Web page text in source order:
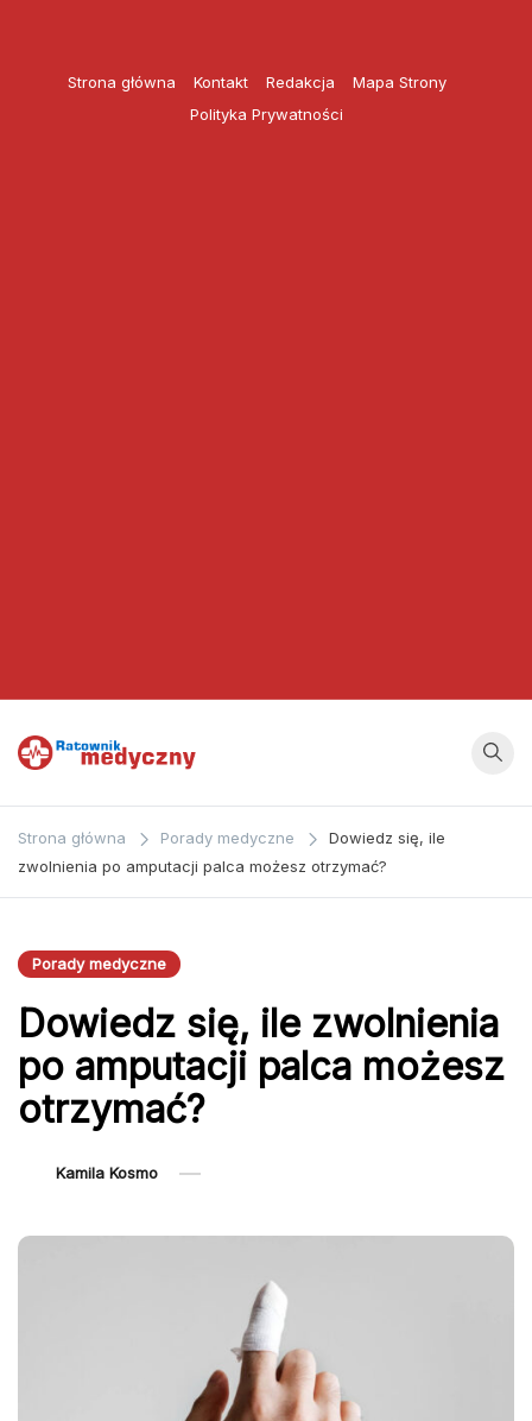
Strona główna Kontakt Redakcja
Mapa Strony
Polityka Prywatności
Ratownik
Medyczny
zagadnieniom z
bezpośrednio
medycznego.
Strona główna Porady medyczne
Dowiedz się, ile
zwolnienia po amputacji palca możesz otrzymać?
Porady medyczne
Dowiedz się, ile zwolnienia
po amputacji palca możesz
otrzymać?
Kamila Kosmo